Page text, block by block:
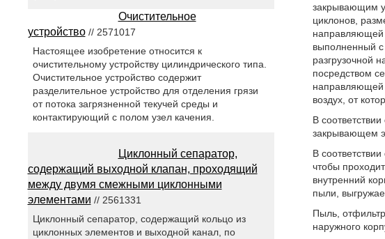
закрывающим
циклонов,
направляющей
выполненный с
разгрузочной
посредством
направляющей
воздух, от
В
закрывающем
В
чтобы
внутренний
пыли,
Пыль,
наружного
Очистительное
устройство// 2571017
Настоящее изобретение относится к
очистительному устройству цилиндрического типа.
Очистительное устройство содержит
разделительное устройство для отделения грязи
от потока загрязненной текучей среды и
контактирующий с полом узел качения.
Циклонный сепаратор,
содержащий выходной клапан, проходящий
между двумя смежными циклонными
элементами // 2561331
Циклонный сепаратор, содержащий кольцо из
циклонных элементов и выходной канал, по